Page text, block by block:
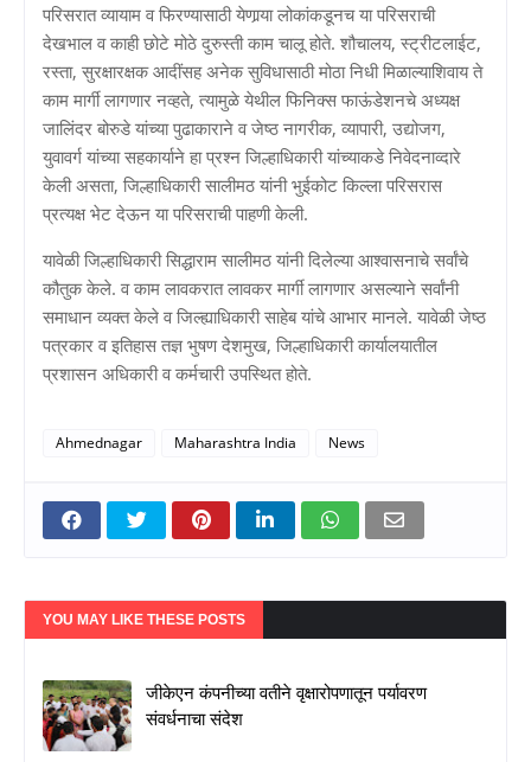
परिसरात व्यायाम व फिरण्यासाठी येणार्‍या लोकांकडूनच या परिसराची
देखभाल व काही छोटे मोठे दुरुस्ती काम चालू होते. शौचालय, स्ट्रीटलाईट,
रस्ता, सुरक्षारक्षक आदींसह अनेक सुविधासाठी मोठा निधी मिळाल्याशिवाय ते
काम मार्गी लागणार नव्हते, त्यामुळे येथील फिनिक्स फाऊंडेशनचे अध्यक्ष
जालिंदर बोरुडे यांच्या पुढाकाराने व जेष्ठ नागरीक, व्यापारी, उद्योजग,
युवावर्ग यांच्या सहकार्याने हा प्रश्‍न जिल्हाधिकारी यांच्याकडे निवेदनाव्दारे
केली असता, जिल्हाधिकारी सालीमठ यांनी भुईकोट किल्ला परिसरास
प्रत्यक्ष भेट देऊन या परिसराची पाहणी केली.
यावेळी जिल्हाधिकारी सिद्धाराम सालीमठ यांनी दिलेल्या आश्‍वासनाचे सर्वांचे
कौतुक केले. व काम लावकरात लावकर मार्गी लागणार असल्याने सर्वांनी
समाधान व्यक्त केले व जिल्ह्याधिकारी साहेब यांचे आभार मानले. यावेळी जेष्ठ
पत्रकार व इतिहास तज्ञ भुषण देशमुख, जिल्हाधिकारी कार्यालयातील
प्रशासन अधिकारी व कर्मचारी उपस्थित होते.
Ahmednagar Maharashtra India News
YOU MAY LIKE THESE POSTS
जीकेएन कंपनीच्या वतीने वृक्षारोपणातून पर्यावरण
संवर्धनाचा संदेश